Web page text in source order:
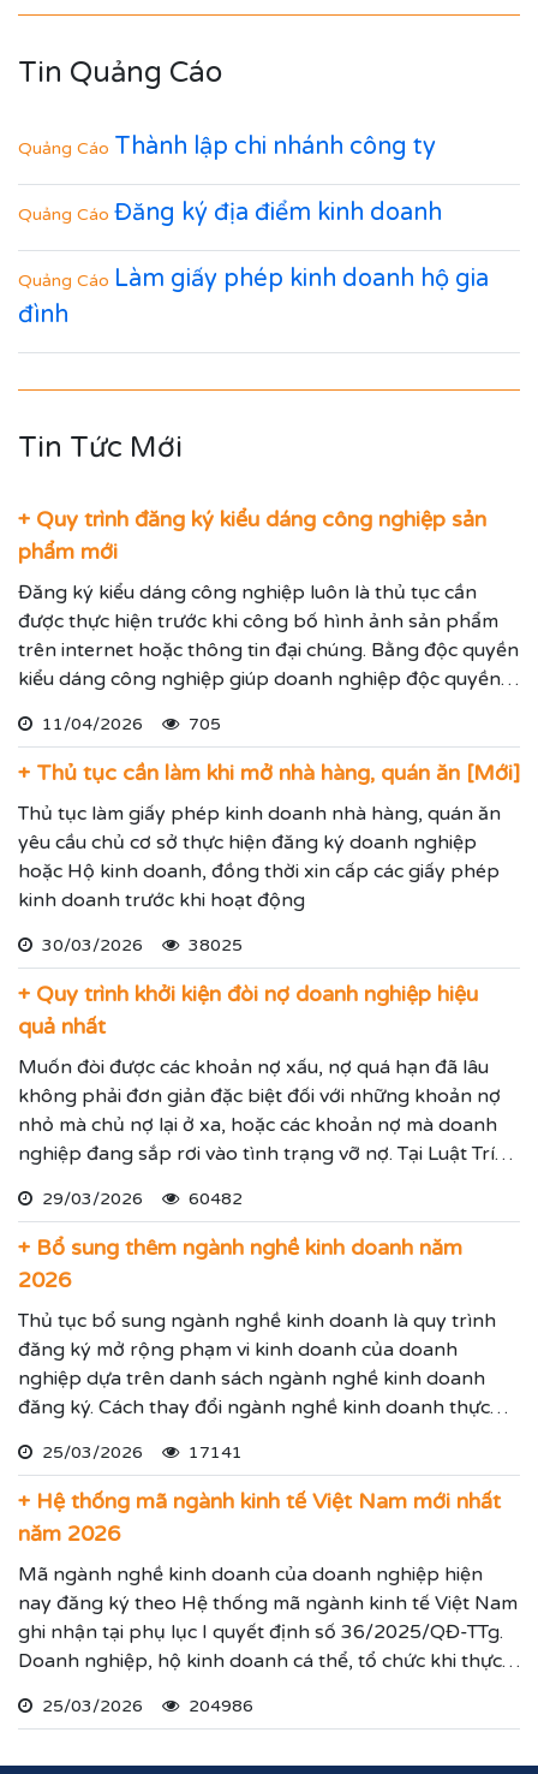
Tin Quảng Cáo
Quảng Cáo Thành lập chi nhánh công ty
Quảng Cáo Đăng ký địa điểm kinh doanh
Quảng Cáo Làm giấy phép kinh doanh hộ gia
đình
Tin Tức Mới
+ Quy trình đăng ký kiểu dáng công nghiệp sản
phẩm mới
Đăng ký kiểu dáng công nghiệp luôn là thủ tục cần
được thực hiện trước khi công bố hình ảnh sản phẩm
trên internet hoặc thông tin đại chúng. Bằng độc quyền
kiểu dáng công nghiệp giúp doanh nghiệp độc quyền
hạn đến 15 năm.
11/04/2026 705
+ Thủ tục cần làm khi mở nhà hàng, quán ăn [Mới]
Thủ tục làm giấy phép kinh doanh nhà hàng, quán ăn
yêu cầu chủ cơ sở thực hiện đăng ký doanh nghiệp
hoặc Hộ kinh doanh, đồng thời xin cấp các giấy phép
kinh doanh trước khi hoạt động
30/03/2026 38025
+ Quy trình khởi kiện đòi nợ doanh nghiệp hiệu
quả nhất
Muốn đòi được các khoản nợ xấu, nợ quá hạn đã lâu
không phải đơn giản đặc biệt đối với những khoản nợ
nhỏ mà chủ nợ lại ở xa, hoặc các khoản nợ mà doanh
nghiệp đang sắp rơi vào tình trạng vỡ nợ. Tại Luật Trí
quyết các tranh chấp kinh tế hiệu quả đảm bảo sẽ giúp
thực hiện các yêu cầu mà Quý vị đưa ra.
29/03/2026 60482
+ Bổ sung thêm ngành nghề kinh doanh năm
2026
Thủ tục bổ sung ngành nghề kinh doanh là quy trình
đăng ký mở rộng phạm vi kinh doanh của doanh
nghiệp dựa trên danh sách ngành nghề kinh doanh
đăng ký. Cách thay đổi ngành nghề kinh doanh thực
25/03/2026 17141
+ Hệ thống mã ngành kinh tế Việt Nam mới nhất
năm 2026
Mã ngành nghề kinh doanh của doanh nghiệp hiện
nay đăng ký theo Hệ thống mã ngành kinh tế Việt Nam
ghi nhận tại phụ lục I quyết định số 36/2025/QĐ-TTg.
Doanh nghiệp, hộ kinh doanh cá thể, tổ chức khi thực
ghi nhận lĩnh vực hoạt động, ngành nghề kinh doanh
25/03/2026 204986